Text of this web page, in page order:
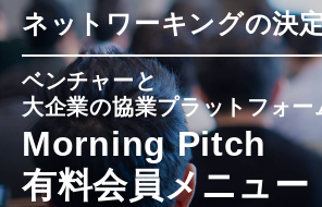
ネットワーキングの決
ベンチャーと
大企業の協業プラットフォー
Morning Pitch
有料会員メニュー